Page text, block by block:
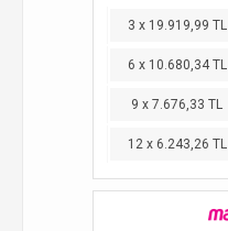
3 x 19.919,99 TL
6 x 10.680,34 TL
9 x 7.676,33 TL
12 x 6.243,26 TL